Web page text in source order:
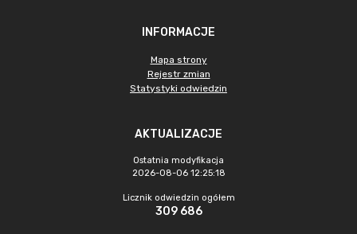
INFORMACJE
Mapa strony
Rejestr zmian
Statystyki odwiedzin
AKTUALIZACJE
Ostatnia modyfikacja
2026-08-06 12:25:18
Licznik odwiedzin ogółem
309 686